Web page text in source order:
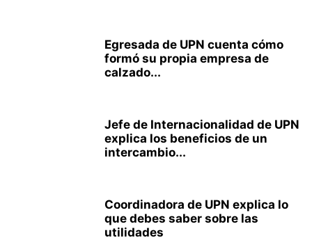
Egresada de UPN cuenta cómo
formó su propia empresa de
calzado...
Jefe de Internacionalidad de UPN
explica los beneficios de un
intercambio...
Coordinadora de UPN explica lo
que debes saber sobre las
utilidades